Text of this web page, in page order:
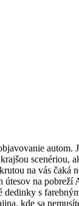
autom.
scenériou,
na vás čaká
na pobreží
dedinky s
kde sa